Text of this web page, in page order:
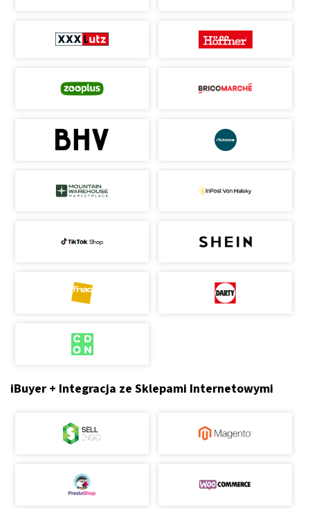
iBuyer + Integracja ze Sklepami Internetowymi